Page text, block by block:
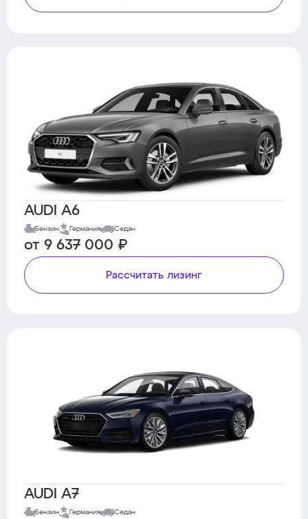
AUDI A6
Бензин Германия Седан
от 9 637 000 ₽
Рассчитать лизинг
AUDI A7
Бензин Германия Седан